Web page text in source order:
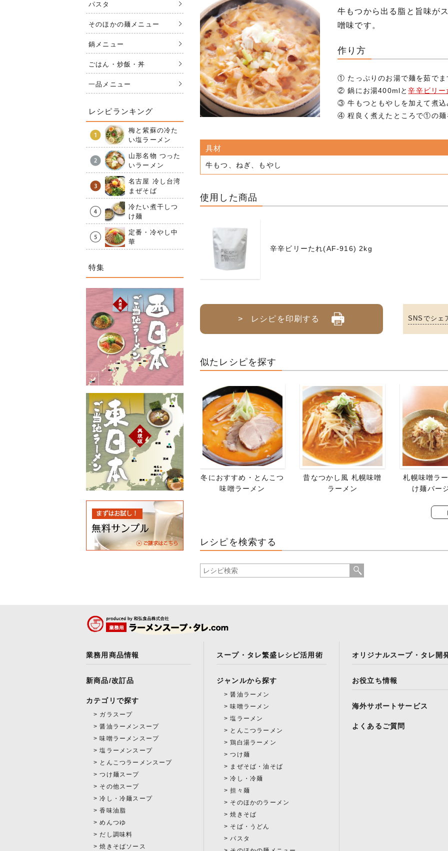
牛もつから出る脂と旨味が
噌味です。
作り方
① たっぷりのお湯で麺を茹でま
② 鍋にお湯400mlと辛辛ビリー
③ 牛もつともやしを加えて煮込
④ 程良く煮えたところで①の麺
具材
牛もつ、ねぎ、もやし
使用した商品
辛辛ビリーたれ(AF-916) 2kg
> レシピを印刷する SNSでシェ
似たレシピを探す
冬におすすめ・とんこつ
味噌ラーメン
昔なつかし風 札幌味噌
ラーメン
札幌味噌ラ
け麺バー
レシピを検索する
パスタ
そのほかの麺メニュー
鍋メニュー
ごはん・炒飯・丼
一品メニュー
レシピランキング
梅と紫蘇の冷た
い塩ラーメン
山形名物 つった
いラーメン
名古屋 冷し台湾
まぜそば
冷たい煮干しつ
け麺
定番・冷やし中
華
特集
業務用商品情報
新商品/改訂品
カテゴリで探す
ガラスープ
醤油ラーメンスープ
味噌ラーメンスープ
塩ラーメンスープ
とんこつラーメンスープ
つけ麺スープ
その他スープ
冷し・冷麺スープ
香味油脂
めんつゆ
だし調味料
焼きそばソース
スープ・タレ繁盛レシピ活用術
ジャンルから探す
醤油ラーメン
味噌ラーメン
塩ラーメン
とんこつラーメン
鶏白湯ラーメン
つけ麺
まぜそば・油そば
冷し・冷麺
担々麺
そのほかのラーメン
焼きそば
そば・うどん
パスタ
オリジナルスープ・タレ開
お役立ち情報
海外サポートサービス
よくあるご質問